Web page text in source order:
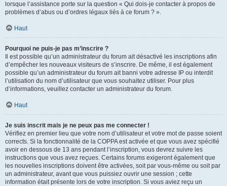
lorsque l’assistance porte sur la question « Qui dois-je contacter à propos de
problèmes d’abus ou d’ordres légaux liés à ce forum ? ».
Haut
Pourquoi ne puis-je pas m’inscrire ?
Il est possible qu’un administrateur du forum ait désactivé les inscriptions afin
d’empêcher les nouveaux visiteurs de s’inscrire. De même, il est également
possible qu’un administrateur du forum ait banni votre adresse IP ou interdit
l’utilisation du nom d’utilisateur que vous souhaitez utiliser. Pour plus
d’informations, veuillez contacter un administrateur du forum.
Haut
Je suis inscrit mais je ne peux pas me connecter !
Vérifiez en premier lieu que votre nom d’utilisateur et votre mot de passe soient
corrects. Si la fonctionnalité de la COPPA est activée et que vous avez spécifié
avoir en dessous de 13 ans pendant l’inscription, vous devrez suivre les
instructions que vous avez reçues. Certains forums exigeront également que
les nouvelles inscriptions doivent être activées, soit par vous-même ou soit par
un administrateur, avant que vous puissiez ouvrir une session ; cette
information était présente lors de votre inscription. Si vous aviez reçu un